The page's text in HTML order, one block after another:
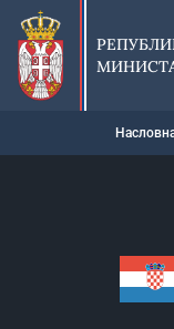
Прескочи
главни
део
садржаја